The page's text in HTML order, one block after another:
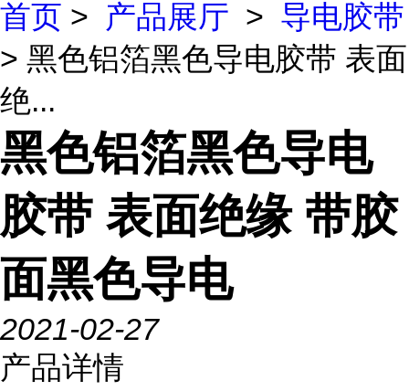
首页 > 产品展厅 > 导电胶带
> 黑色铝箔黑色导电胶带 表面
绝...
黑色铝箔黑色导电
胶带 表面绝缘 带胶
面黑色导电
2021-02-27
产品详情